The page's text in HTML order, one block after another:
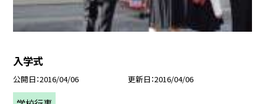
入学式
公開日 2016/04/06 更新日 2016/04/06